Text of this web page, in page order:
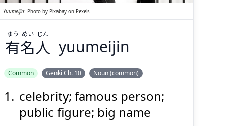
Yuumeijin: Photo by Pixabay on Pexels
有名人
ゆう めい じん
yuumeijin
Common Genki Ch. 10 Noun (common)
celebrity; famous person;
public figure; big name